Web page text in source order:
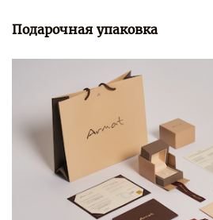
Подарочная упаковка